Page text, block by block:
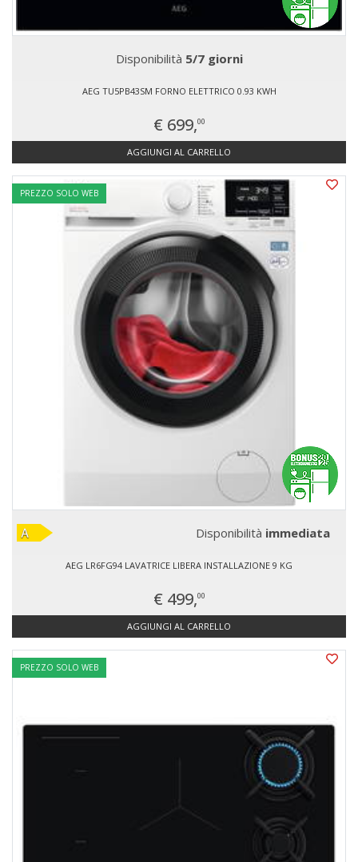
Disponibilità 5/7 giorni
AEG TU5PB43SM FORNO ELETTRICO 0.93 KWH
€ 699,00
AGGIUNGI AL CARRELLO
PREZZO SOLO WEB
Disponibilità immediata
AEG LR6FG94 LAVATRICE LIBERA INSTALLAZIONE 9 KG
€ 499,00
AGGIUNGI AL CARRELLO
PREZZO SOLO WEB